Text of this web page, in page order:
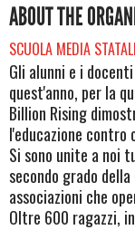
ABOUT THE
SCUOLA MEDIA
Gli alunni e i
quest'anno, per la
Billion Rising
l'educazione contro
Si sono unite a noi
secondo grado
associazioni che
Oltre 600 ragazzi,